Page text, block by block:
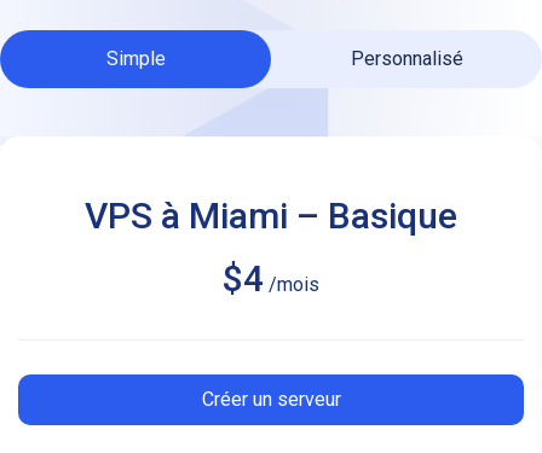
Simple Personnalisé
VPS à Miami – Basique
$4 /mois
Créer un serveur